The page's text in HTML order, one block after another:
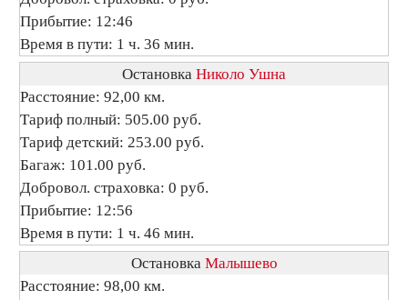
Прибытие: 12:46
Время в пути: 1 ч. 36 мин.
Остановка Николо Ушна
Расстояние: 92,00 км.
Тариф полный: 505.00 руб.
Тариф детский: 253.00 руб.
Багаж: 101.00 руб.
Добровол. страховка: 0 руб.
Прибытие: 12:56
Время в пути: 1 ч. 46 мин.
Остановка Малышево
Расстояние: 98,00 км.